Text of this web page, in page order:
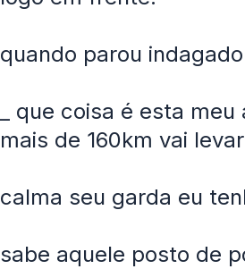
quando parou
_ que coisa é esta
mais de 160km vai
calma seu garda eu
sabe aquele posto de